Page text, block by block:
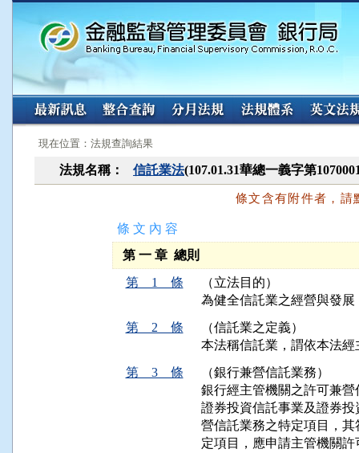
:::
現在位置：法規查詢結果
法規名稱： 信託業法(107.01.31華總一義字第
條文含有附件者，請
條 文 內 容
第 一 章 總則
第 1 條
（立法目的）
為健全信託業之經營與發
第 2 條
（信託業之定義）
本法稱信託業，謂依本法
第 3 條
（銀行兼營信託業務）
銀行經主管機關之許可兼
證券投資信託事業及證券
營信託業務之特定項目，
定項目，應申請主管機關